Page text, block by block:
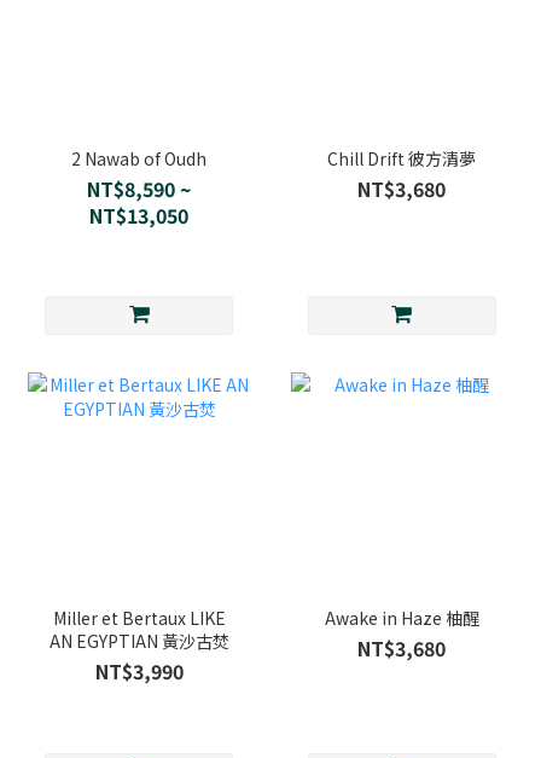
2 Nawab of Oudh
NT$8,590 ~
NT$13,050
Chill Drift 彼方清夢
NT$3,680
Miller et Bertaux LIKE
AN EGYPTIAN 黃沙古焚
NT$3,990
Awake in Haze 柚醒
NT$3,680